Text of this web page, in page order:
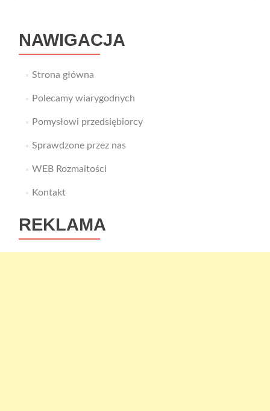
NAWIGACJA
Strona główna
Polecamy wiarygodnych
Pomysłowi przedsiębiorcy
Sprawdzone przez nas
WEB Rozmaitości
Kontakt
REKLAMA